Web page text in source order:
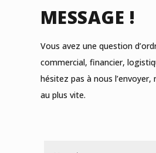
MESSAGE !
Vous avez une question
commercial, financier,
hésitez pas à nous l’envoyer,
au plus vite.